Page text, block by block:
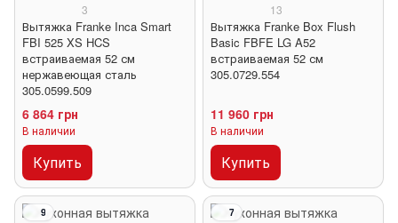
3
Вытяжка Franke Inca Smart
FBI 525 XS HCS
встраиваемая 52 см
нержавеющая сталь
305.0599.509
6 864 грн
В наличии
Купить
13
Вытяжка Franke Box Flush
Basic FBFE LG A52
встраиваемая 52 см
305.0729.554
11 960 грн
В наличии
Купить
9
7